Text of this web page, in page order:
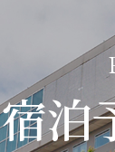
宿泊